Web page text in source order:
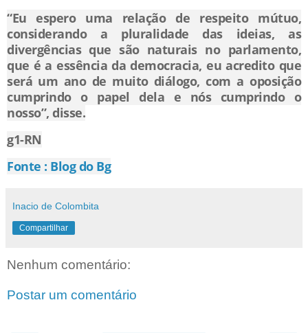
“Eu espero uma relação de respeito mútuo,
considerando a pluralidade das ideias, as
divergências que são naturais no parlamento,
que é a essência da democracia, eu acredito que
será um ano de muito diálogo, com a oposição
cumprindo o papel dela e nós cumprindo o
nosso”, disse.
g1-RN
Fonte : Blog do Bg
Inacio de Colombita
Compartilhar
Nenhum comentário:
Postar um comentário